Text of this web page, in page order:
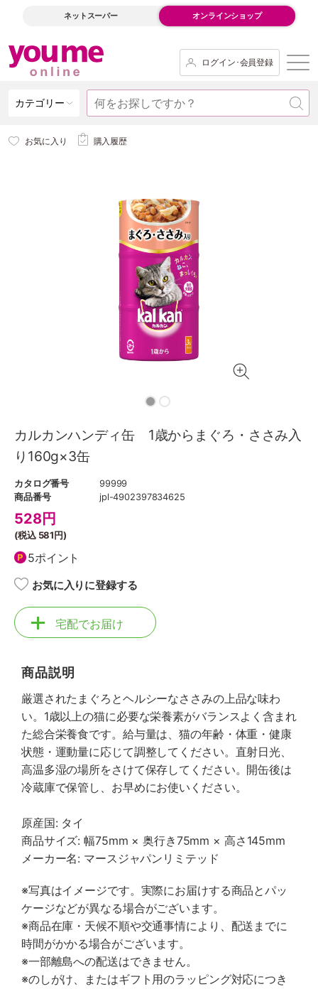
ネットスーパー オンラインショップ
ログイン･会員登録
カテゴリー
お気に入り 購入履歴
カルカンハンディ缶 1歳からまぐろ・ささみ入
り160g×3缶
カタログ番号
99999
商品番号
jpl-4902397834625
528円
(税込 581円)
5ポイント
お気に入りに登録する
宅配でお届け
商品説明
厳選されたまぐろとヘルシーなささみの上品な味わ
い。1歳以上の猫に必要な栄養素がバランスよく含まれ
た総合栄養食です。給与量は、猫の年齢・体重・健康
状態・運動量に応じて調整してください。直射日光、
高温多湿の場所をさけて保存してください。開缶後は
冷蔵庫で保管し、お早めにお使いください。
原産国: タイ
商品サイズ: 幅75mm × 奥行き75mm × 高さ145mm
メーカー名: マースジャパンリミテッド
※写真はイメージです。実際にお届けする商品とパッ
ケージなどが異なる場合がございます。
※商品在庫・天候不順や交通事情により、配送までに
時間がかかる場合がございます。
※一部離島への配送はできません。
※のしがけ、またはギフト用のラッピング対応につき